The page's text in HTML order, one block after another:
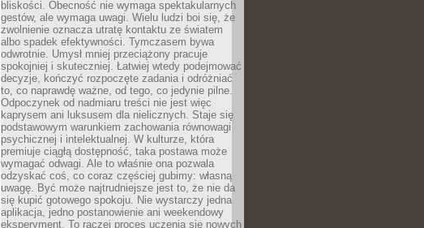
bliskości. Obecność nie wymaga spektakularnych
gestów, ale wymaga uwagi. Wielu ludzi boi się, że
zwolnienie oznacza utratę kontaktu ze światem
albo spadek efektywności. Tymczasem bywa
odwrotnie. Umysł mniej przeciążony pracuje
spokojniej i skuteczniej. Łatwiej wtedy podejmować
decyzje, kończyć rozpoczęte zadania i odróżniać
to, co naprawdę ważne, od tego, co jedynie pilne.
Odpoczynek od nadmiaru treści nie jest więc
kaprysem ani luksusem dla nielicznych. Staje się
podstawowym warunkiem zachowania równowagi
psychicznej i intelektualnej. W kulturze, która
premiuje ciągłą dostępność, taka postawa może
wymagać odwagi. Ale to właśnie ona pozwala
odzyskać coś, co coraz częściej gubimy: własną
uwagę. Być może najtrudniejsze jest to, że nie da
się kupić gotowego spokoju. Nie wystarczy jedna
aplikacja, jedno postanowienie ani weekendowy
eksperyment. To raczej proces uczenia się nowych